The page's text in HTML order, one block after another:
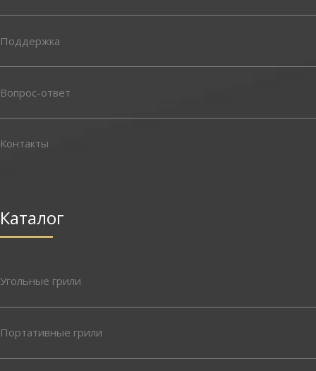
Поддержка
Вопрос-ответ
Контакты
Каталог
Угольные грили
Портативные грили